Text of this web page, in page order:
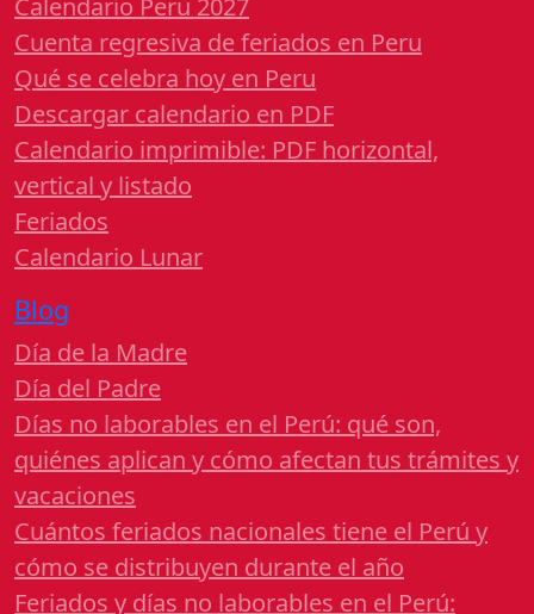
Calendario Peru 2027
Cuenta regresiva de feriados en Peru
Qué se celebra hoy en Peru
Descargar calendario en PDF
Calendario imprimible: PDF horizontal,
vertical y listado
Feriados
Calendario Lunar
Blog
Día de la Madre
Día del Padre
Días no laborables en el Perú: qué son,
quiénes aplican y cómo afectan tus trámites y
vacaciones
Cuántos feriados nacionales tiene el Perú y
cómo se distribuyen durante el año
Feriados y días no laborables en el Perú: